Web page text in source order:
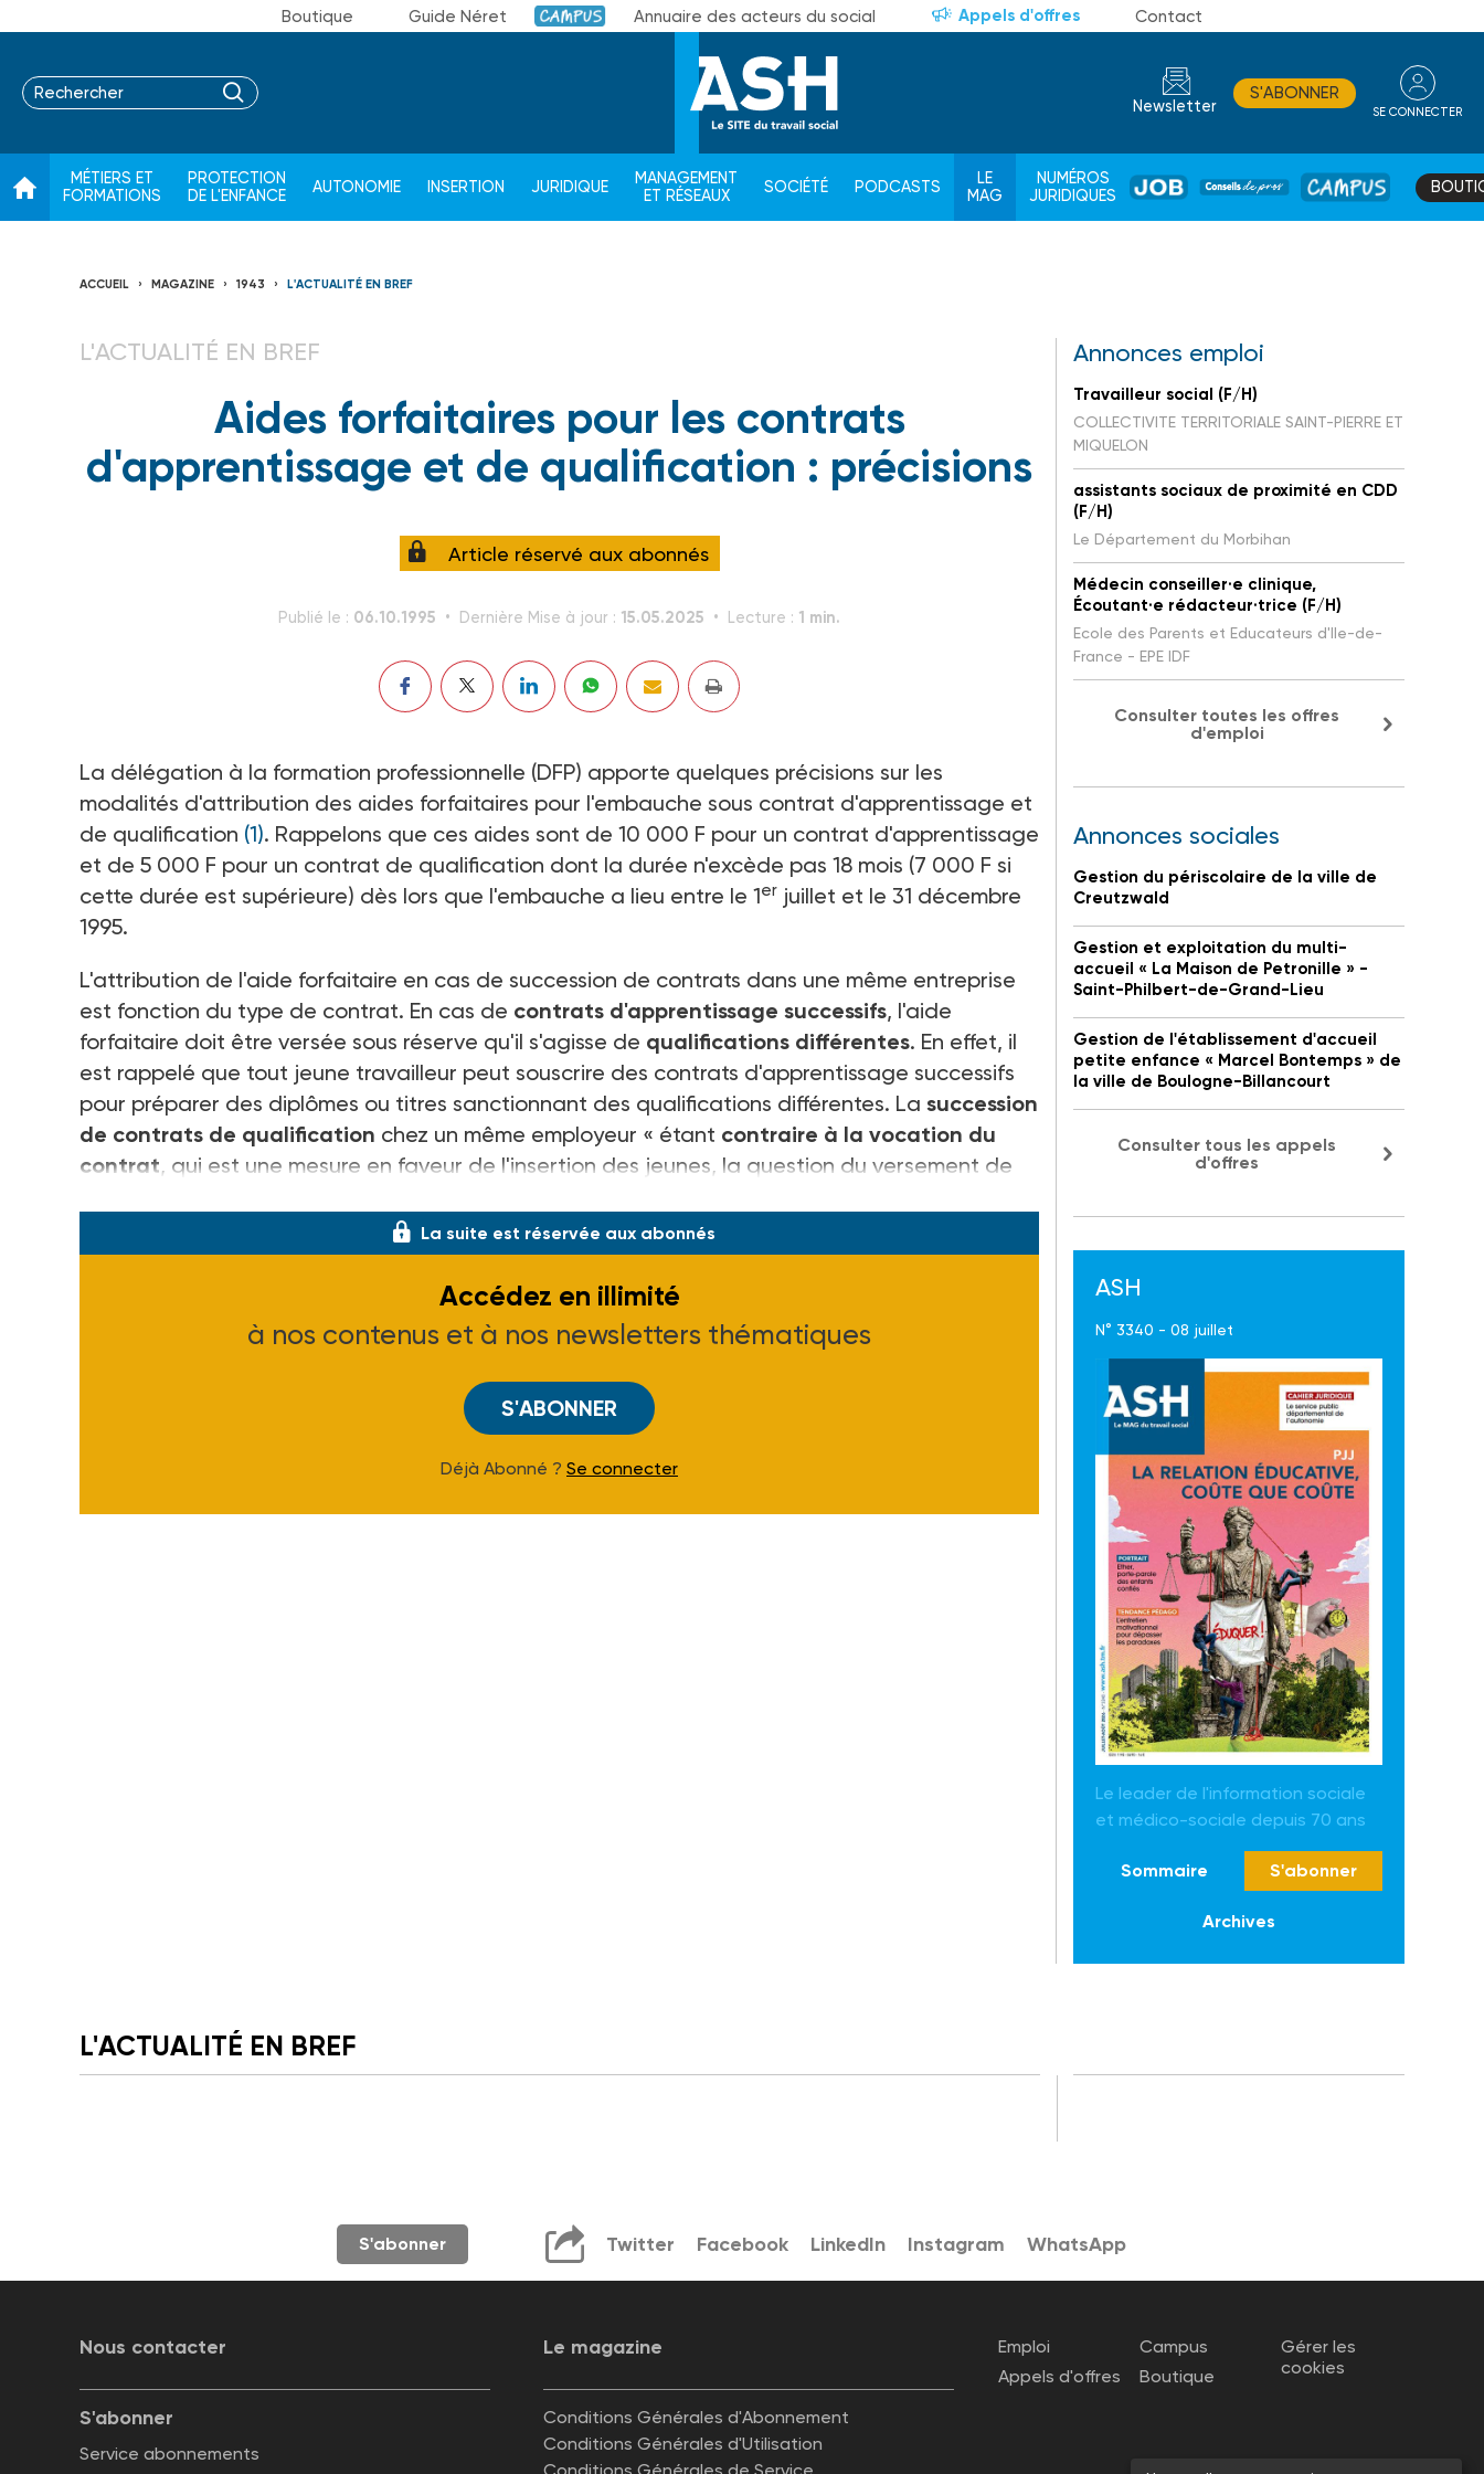
Boutique Guide Néret Campus Annuaire des acteurs du social Appels d'offres Contact
Newsletter
S'ABONNER
SE CONNECTER
MÉTIERS ET
FORMATIONS
PROTECTION
DE L'ENFANCE
AUTONOMIE INSERTION JURIDIQUE
MANAGEMENT
ET RÉSEAUX
SOCIÉTÉ PODCASTS
LE
MAG
NUMÉROS
JURIDIQUES
JOB
DE
CAMPUS
ACCUEIL MAGAZINE 1943 L'ACTUALITÉ EN BREF
L'ACTUALITÉ EN BREF
Aides forfaitaires pour les contrats
d'apprentissage et de qualification : précisions
Article réservé aux abonnés
Publié le : 06.10.1995 Dernière Mise à jour : 15.05.2025 Lecture : 1 min.
La délégation à la formation professionnelle (DFP) apporte quelques précisions sur les
modalités d'attribution des aides forfaitaires pour l'embauche sous contrat d'apprentissage et
de qualification (1). Rappelons que ces aides sont de 10 000 F pour un contrat d'apprentissage
et de 5 000 F pour un contrat de qualification dont la durée n'excède pas 18 mois (7 000 F si
cette durée est supérieure) dès lors que l'embauche a lieu entre le 1er juillet et le 31 décembre
1995.
L'attribution de l'aide forfaitaire en cas de succession de contrats dans une même entreprise
est fonction du type de contrat. En cas de contrats d'apprentissage successifs, l'aide
forfaitaire doit être versée sous réserve qu'il s'agisse de qualifications différentes. En effet, il
est rappelé que tout jeune travailleur peut souscrire des contrats d'apprentissage successifs
pour préparer des diplômes ou titres sanctionnant des qualifications différentes. La succession
de contrats de qualification chez un même employeur « étant contraire à la vocation du
contrat, qui est une mesure en faveur de l'insertion des jeunes, la question du versement de
La suite est réservée aux abonnés
Accédez en illimité
à nos contenus et à nos newsletters thématiques
S'ABONNER
Déjà Abonné ? Se connecter
Annonces emploi
Travailleur social (F/H)
COLLECTIVITE TERRITORIALE SAINT-PIERRE ET
MIQUELON
assistants sociaux de proximité en CDD
(F/H)
Le Département du Morbihan
Médecin conseiller·e clinique,
Écoutant·e rédacteur·trice (F/H)
Ecole des Parents et Educateurs d'Ile-de-
France - EPE IDF
Consulter toutes les offres
d'emploi
Annonces sociales
Gestion du périscolaire de la ville de
Creutzwald
Gestion et exploitation du multi-
accueil « La Maison de Petronille » -
Saint-Philbert-de-Grand-Lieu
Gestion de l'établissement d'accueil
petite enfance « Marcel Bontemps » de
la ville de Boulogne-Billancourt
Consulter tous les appels
d'offres
ASH
N° 3340 - 08 juillet
Le leader de l'information sociale
et médico-sociale depuis 70 ans
Sommaire S'abonner
Archives
L'ACTUALITÉ EN BREF
S'abonner Twitter Facebook LinkedIn Instagram WhatsApp
Nous contacter Le magazine
S'abonner
Service abonnements
Conditions Générales d'Abonnement
Conditions Générales d'Utilisation
Emploi
Appels d'offres
Campus
Boutique
Gérer les
cookies